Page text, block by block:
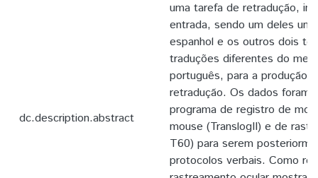
dc.description.abstract
uma tarefa de retradução,
entrada, sendo um deles
espanhol e os outros dois
traduções diferentes do
português, para a produção
retradução. Os dados foram
programa de registro de
mouse (TranslogII) e de
T60) para serem
protocolos verbais. Como